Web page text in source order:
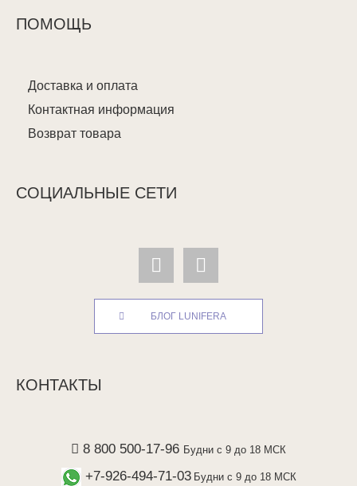
ПОМОЩЬ
Доставка и оплата
Контактная информация
Возврат товара
СОЦИАЛЬНЫЕ СЕТИ
БЛОГ LUNIFERA
КОНТАКТЫ
8 800 500-17-96 Будни с 9 до 18 МСК
+7-926-494-71-03 Будни с 9 до 18 МСК